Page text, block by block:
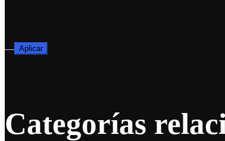
— Aplicar
Categorías